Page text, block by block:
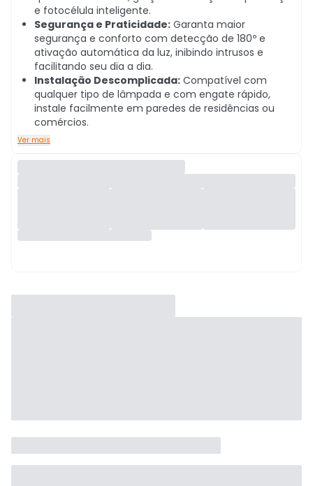
e fotocélula inteligente.
Segurança e Praticidade: Garanta maior
segurança e conforto com detecção de 180º e
ativação automática da luz, inibindo intrusos e
facilitando seu dia a dia.
Instalação Descomplicada: Compatível com
qualquer tipo de lâmpada e com engate rápido,
instale facilmente em paredes de residências ou
comércios.
Ver mais